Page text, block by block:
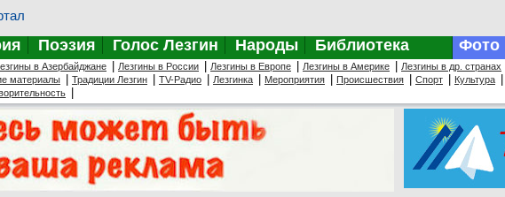
Поэзия Голос Лезгин Народы Библиотека Фото
в Азербайджане Лезгины в России Лезгины в Европе Лезгины в Америке Лезгины в др. странах
материалы Традиции Лезгин TV-Радио Лезгинка Мероприятия Происшествия Спорт Культура